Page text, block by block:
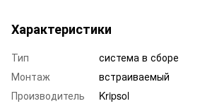
Характеристики
Тип
система в сборе
Монтаж
встраиваемый
Производитель
Kripsol